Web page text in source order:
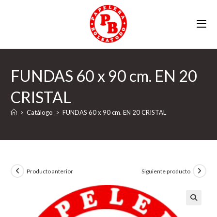
FUNDAS 60 x 90 cm. EN 20
CRISTAL
> Catálogo > FUNDAS 60 x 90 cm. EN 20 CRISTAL
Producto anterior Siguiente producto